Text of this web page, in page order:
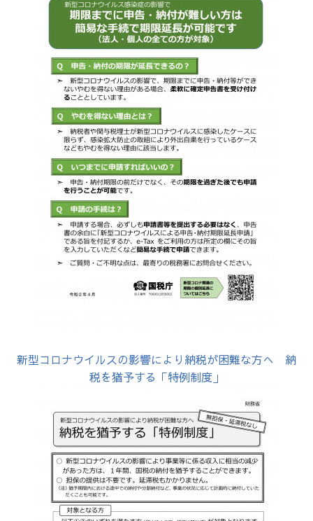
新型コロナウイルスの影響により納税が困難な方へ 納
税を猶予する「特例制度」